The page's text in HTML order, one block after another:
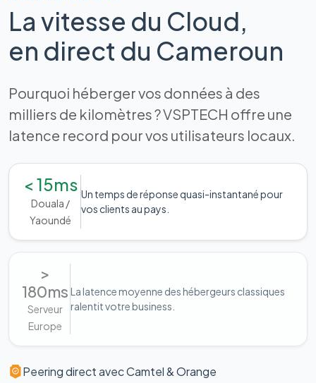
La vitesse du Cloud,
en direct du Cameroun
Pourquoi héberger vos données à des
milliers de kilomètres ? VSPTECH offre une
latence record pour vos utilisateurs locaux.
< 15ms
Douala /
Yaoundé
Un temps de réponse quasi-instantané pour
vos clients au pays.
>
180ms
Serveur
Europe
La latence moyenne des hébergeurs classiques
ralentit votre business.
Peering direct avec Camtel & Orange